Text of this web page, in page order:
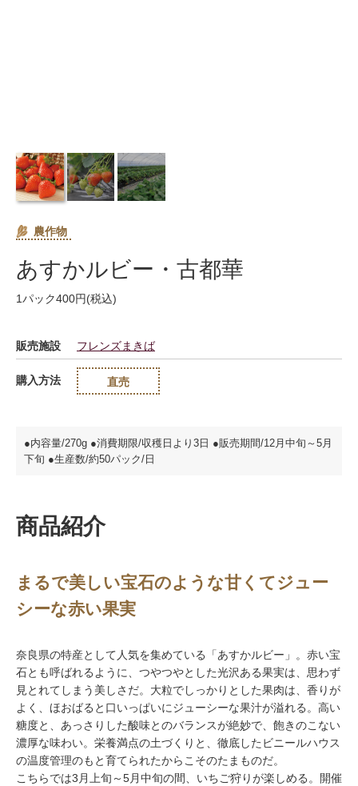
農作物
あすかルビー・古都華
1パック400円(税込)
販売施設 フレンズまきば
購入方法 直売
●内容量/270g ●消費期限/収穫日より3日 ●販売期間/12月中旬～5月
下旬 ●生産数/約50パック/日
商品紹介
まるで美しい宝石のような甘くてジュー
シーな赤い果実
奈良県の特産として人気を集めている「あすかルビー」。赤い宝
石とも呼ばれるように、つやつやとした光沢ある果実は、思わず
見とれてしまう美しさだ。大粒でしっかりとした果肉は、香りが
よく、ほおばると口いっぱいにジューシーな果汁が溢れる。高い
糖度と、あっさりした酸味とのバランスが絶妙で、飽きのこない
濃厚な味わい。栄養満点の土づくりと、徹底したビニールハウス
の温度管理のもと育てられたからこそのたまものだ。
こちらでは3月上旬～5月中旬の間、いちご狩りが楽しめる。開催